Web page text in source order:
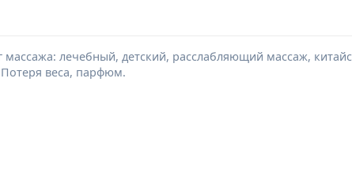
массажа: лечебный, детский, расслабляющий массаж,
веса, парфюм.